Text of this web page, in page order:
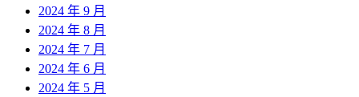
2024 年 9 月
2024 年 8 月
2024 年 7 月
2024 年 6 月
2024 年 5 月